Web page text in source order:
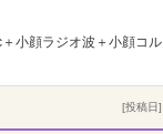
小顔ラジオ波＋小顔コ
[投稿日